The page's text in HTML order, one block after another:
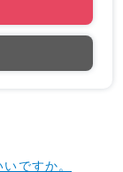
ですか。